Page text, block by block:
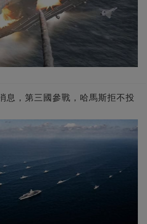
息，第三國參戰，哈馬斯拒不投